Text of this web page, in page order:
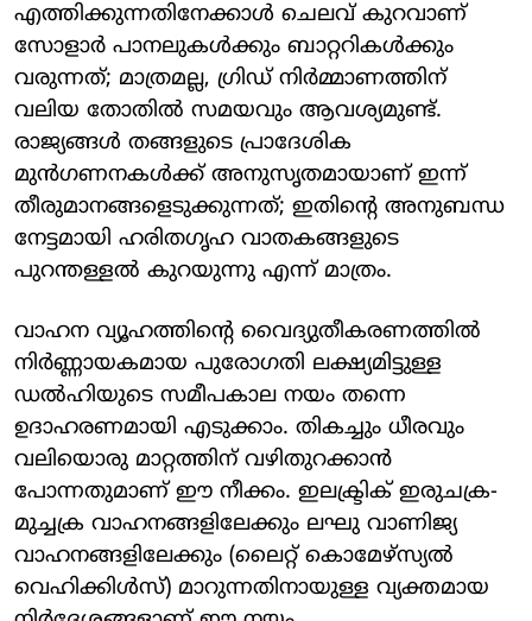
എത്തിക്കുന്നതിനേക്കാൾ ചെലവ് കുറവാണ്
സോളാർ പാനലുകൾക്കും ബാറ്ററികൾക്കും
വരുന്നത്; മാത്രമല്ല, ഗ്രിഡ് നിർമ്മാണത്തിന്
വലിയ തോതിൽ സമയവും ആവശ്യമുണ്ട്.
രാജ്യങ്ങൾ തങ്ങളുടെ പ്രാദേശിക
മുൻഗണനകൾക്ക് അനുസൃതമായാണ് ഇന്ന്
തീരുമാനങ്ങളെടുക്കുന്നത്; ഇതിന്റെ അനുബന്ധ
നേട്ടമായി ഹരിതഗൃഹ വാതകങ്ങളുടെ
പുറന്തള്ളൽ കുറയുന്നു എന്ന് മാത്രം.
വാഹന വ്യൂഹത്തിന്റെ വൈദ്യുതീകരണത്തിൽ
നിർണ്ണായകമായ പുരോഗതി ലക്ഷ്യമിട്ടുള്ള
ഡൽഹിയുടെ സമീപകാല നയം തന്നെ
ഉദാഹരണമായി എടുക്കാം. തികച്ചും ധീരവും
വലിയൊരു മാറ്റത്തിന് വഴിതുറക്കാൻ
പോന്നതുമാണ് ഈ നീക്കം. ഇലക്ട്രിക് ഇരുചക്ര-
മുച്ചക്ര വാഹനങ്ങളിലേക്കും ലഘു വാണിജ്യ
വാഹനങ്ങളിലേക്കും (ലൈറ്റ് കൊമേഴ്സ്യൽ
വെഹിക്കിൾസ്) മാറുന്നതിനായുള്ള വ്യക്തമായ